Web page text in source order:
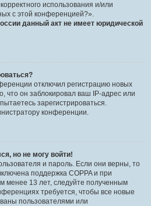
использования и/или
с этой конференцией?».
данный акт не имеет юридической
отключил регистрацию новых
что он заблокировал ваш IP-адрес или
зарегистрироваться.
конференции.
но не могу войти!
и пароль. Если они верны, то
поддержка COPPA и при
менее 13 лет, следуйте полученным
требуется, чтобы все новые
пользователями или